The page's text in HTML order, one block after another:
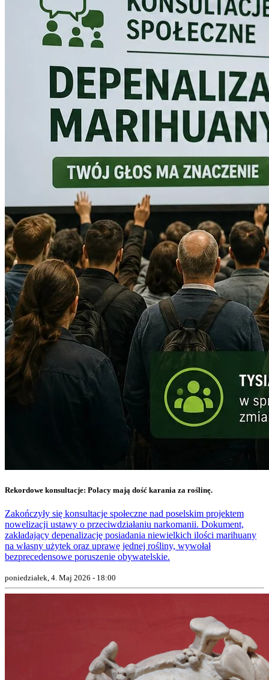
Rekordowe konsultacje: Polacy mają dość karania za roślinę.
Zakończyły się konsultacje społeczne nad poselskim projektem
nowelizacji ustawy o przeciwdziałaniu narkomanii. Dokument,
zakładający depenalizację posiadania niewielkich ilości marihuany
na własny użytek oraz uprawę jednej rośliny, wywołał
bezprecedensowe poruszenie obywatelskie.
poniedziałek, 4. Maj 2026 - 18:00